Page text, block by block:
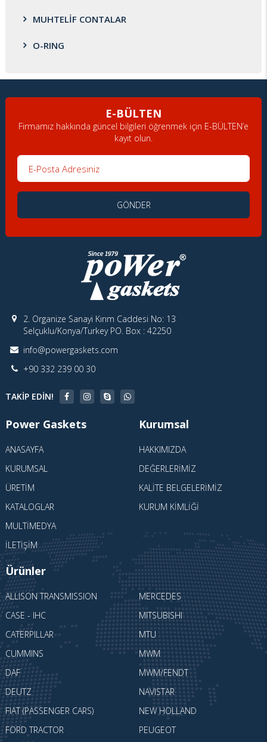
MUHTELİF CONTALAR
O-RING
E-BÜLTEN
Firmamız hakkında güncel bilgileri öğrenmek için E-BÜLTEN’e
kayıt olun.
GÖNDER
2. Organize Sanayi Kırım Caddesi No: 13
Selçuklu/Konya/Turkey PO. Box : 42250
info@powergaskets.com
+90 332 239 00 30
TAKIP EDIN!
Power Gaskets
ANASAYFA
KURUMSAL
ÜRETIM
KATALOGLAR
MULTIMEDYA
İLETIŞIM
Kurumsal
HAKKIMIZDA
DEĞERLERIMIZ
KALITE BELGELERIMIZ
KURUM KIMLIĞI
Ürünler
ALLISON TRANSMISSION
CASE - IHC
CATERPILLAR
CUMMINS
DAF
DEUTZ
FIAT (PASSENGER CARS)
FORD TRACTOR
MERCEDES
MITSUBISHI
MTU
MWM
MWM/FENDT
NAVISTAR
NEW HOLLAND
PEUGEOT